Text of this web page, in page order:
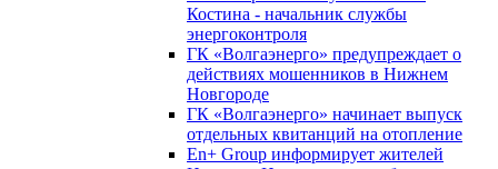
Костина - начальник службы
энергоконтроля
ГК «Волгаэнерго» предупреждает о
действиях мошенников в Нижнем
Новгороде
ГК «Волгаэнерго» начинает выпуск
отдельных квитанций на отопление
En+ Group информирует жителей